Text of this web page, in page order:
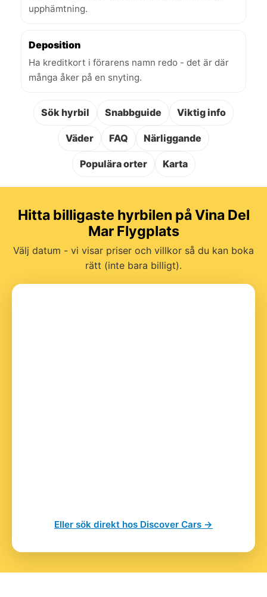
upphämtning.
Deposition
Ha kreditkort i förarens namn redo - det är där
många åker på en snyting.
Sök hyrbil Snabbguide Viktig info
Väder FAQ Närliggande
Populära orter Karta
Hitta billigaste hyrbilen på Vina Del
Mar Flygplats
Välj datum - vi visar priser och villkor så du kan boka
rätt (inte bara billigt).
Eller sök direkt hos Discover Cars →